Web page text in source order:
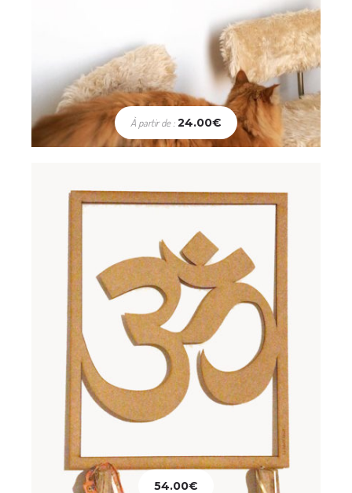
À partir de :24.00€
Décoration
Om
54.00€
54.00€
Décoration
Tableau Chat Assis